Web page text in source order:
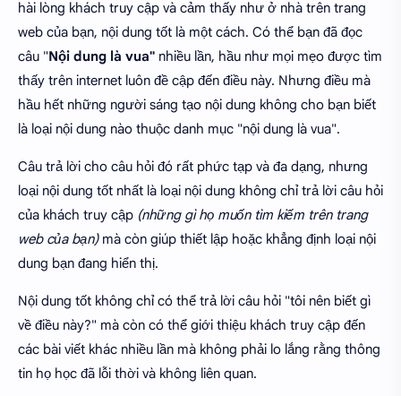
hài lòng khách truy cập và cảm thấy như ở nhà trên trang
web của bạn, nội dung tốt là một cách. Có thể bạn đã đọc
câu "Nội dung là vua" nhiều lần, hầu như mọi mẹo được tìm
thấy trên internet luôn đề cập đến điều này. Nhưng điều mà
hầu hết những người sáng tạo nội dung không cho bạn biết
là loại nội dung nào thuộc danh mục "nội dung là vua".
Câu trả lời cho câu hỏi đó rất phức tạp và đa dạng, nhưng
loại nội dung tốt nhất là loại nội dung không chỉ trả lời câu hỏi
của khách truy cập (những gì họ muốn tìm kiếm trên trang
web của bạn)mà còn giúp thiết lập hoặc khẳng định loại nội
dung bạn đang hiển thị.
Nội dung tốt không chỉ có thể trả lời câu hỏi "tôi nên biết gì
về điều này?" mà còn có thể giới thiệu khách truy cập đến
các bài viết khác nhiều lần mà không phải lo lắng rằng thông
tin họ học đã lỗi thời và không liên quan.